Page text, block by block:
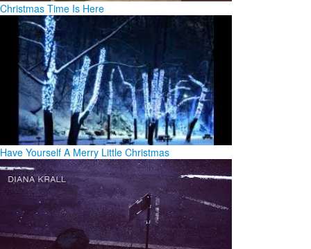
Christmas Time Is Here
Have Yourself A Merry Little Christmas